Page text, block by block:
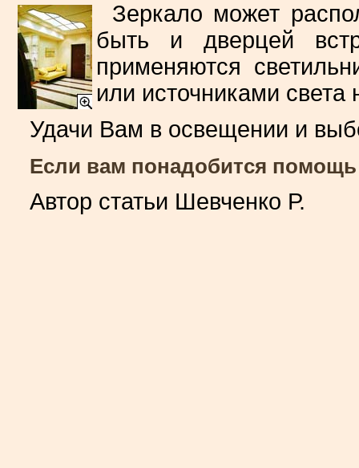
Зеркало может
быть и дверцей
применяются
или источниками
Удачи Вам в освещении и
Если вам понадобится
Автор статьи Шевченко Р.